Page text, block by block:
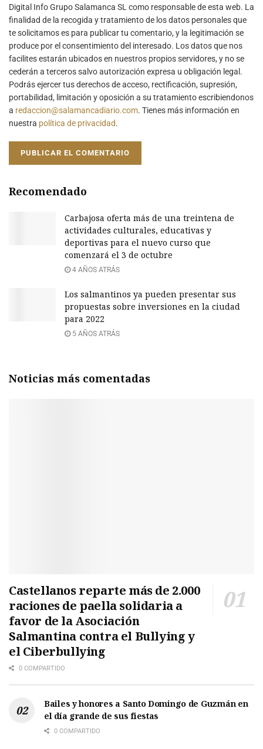
Digital Info Grupo Salamanca SL como responsable de esta web. La
finalidad de la recogida y tratamiento de los datos personales que
te solicitamos es para publicar tu comentario, y la legitimación se
produce por el consentimiento del interesado. Los datos que nos
facilites estarán ubicados en nuestros propios servidores, y no se
cederán a terceros salvo autorización expresa u obligación legal.
Podrás ejercer tus derechos de acceso, rectificación, supresión,
portabilidad, limitación y oposición a su tratamiento escribiendonos
a redaccion@salamancadiario.com. Tienes más información en
nuestra política de privacidad.
Recomendado
Carbajosa oferta más de una treintena de
actividades culturales, educativas y
deportivas para el nuevo curso que
comenzará el 3 de octubre
4 AÑOS ATRÁS
Los salmantinos ya pueden presentar sus
propuestas sobre inversiones en la ciudad
para 2022
5 AÑOS ATRÁS
Noticias más comentadas
Castellanos reparte más de 2.000
raciones de paella solidaria a
favor de la Asociación
Salmantina contra el Bullying y
el Ciberbullying
0 COMPARTIDO
Bailes y honores a Santo Domingo de Guzmán en
el día grande de sus fiestas
0 COMPARTIDO